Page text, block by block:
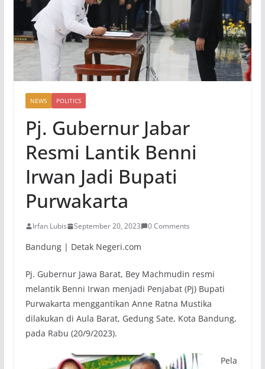
NEWS POLITICS
Pj. Gubernur Jabar
Resmi Lantik Benni
Irwan Jadi Bupati
Purwakarta
Irfan Lubis September 20, 2023 0 Comments
Bandung | Detak Negeri.com
Pj. Gubernur Jawa Barat, Bey Machmudin resmi
melantik Benni Irwan menjadi Penjabat (Pj) Bupati
Purwakarta menggantikan Anne Ratna Mustika
dilakukan di Aula Barat, Gedung Sate, Kota Bandung,
pada Rabu (20/9/2023).
Pela